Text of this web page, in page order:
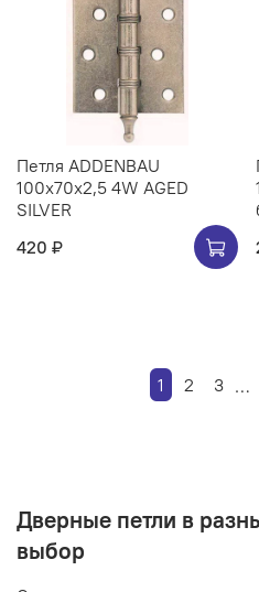
Петля ADDENBAU
100х70х2,5 4W AGED
SILVER
420 ₽
1 2 3 …
Дверные петли в
выбор